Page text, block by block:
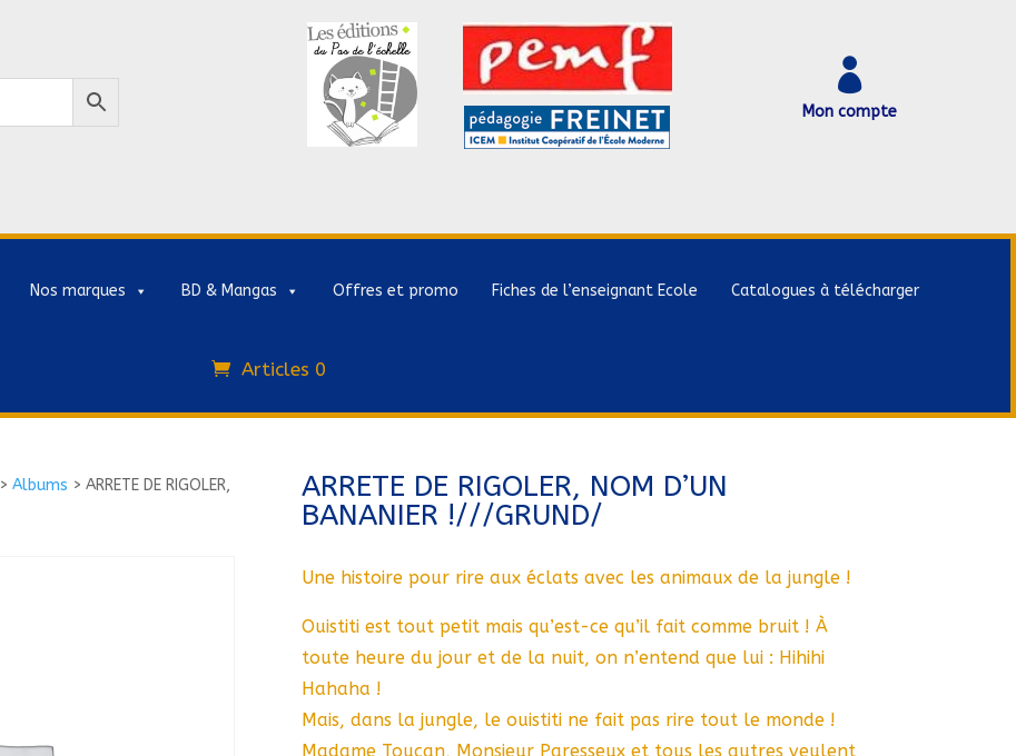

Mon compte
Nos marques BD & Mangas Offres et promo Fiches de l’enseignant Ecole Catalogues à télécharger
Articles 0
>Albums >ARRETE DE RIGOLER,
ARRETE DE RIGOLER, NOM D’UN
BANANIER !///GRUND/
Une histoire pour rire aux éclats avec les animaux de la jungle !
Ouistiti est tout petit mais qu’est-ce qu’il fait comme bruit ! À
toute heure du jour et de la nuit, on n’entend que lui : Hihihi
Hahaha !
Mais, dans la jungle, le ouistiti ne fait pas rire tout le monde !
Madame Toucan, Monsieur Paresseux et tous les autres veulent